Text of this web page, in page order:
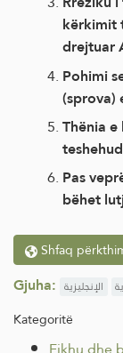
kërkimit
drejtuar
Pohimi
(sprova)
Thënia
Pas
bëhet
Shfaq
Gjuha: الإنجليزية
Kategoritë